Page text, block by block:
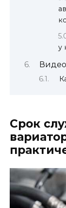
у
Срок